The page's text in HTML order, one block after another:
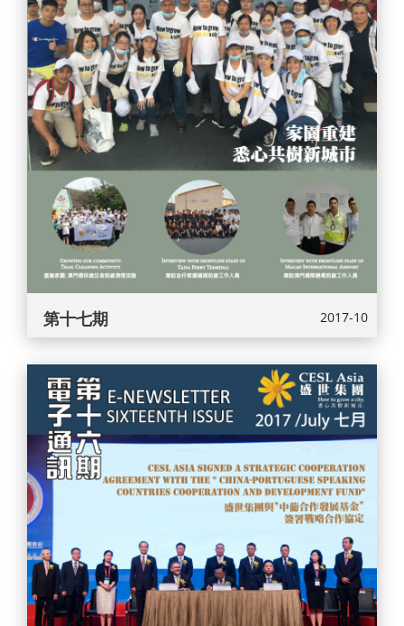
第十七期 2017-10